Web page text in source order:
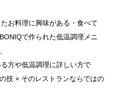
お料理に興味がある・食べて
で作られた低温調理メニ
方や低温調理に詳しい方で
技 × そのレストランならではの